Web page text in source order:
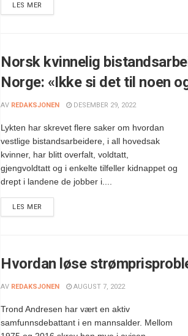
LES MER
Norsk kvinnelig
Norge: «Ikke si det til noen
AV REDAKSJONEN DESEMBER 29, 2022
Lykten har skrevet flere saker om hvordan
vestlige bistandsarbeidere, i all hovedsak
kvinner, har blitt overfalt, voldtatt,
gjengvoldtatt og i enkelte tilfeller kidnappet og
drept i landene de jobber i....
LES MER
Hvordan løse
AV REDAKSJONEN AUGUST 7, 2022
Trond Andresen har vært en aktiv
samfunnsdebattant i en mannsalder. Mellom